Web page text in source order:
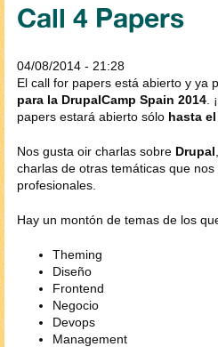
Call 4 Papers
04/08/2014 - 21:28
El call for papers está abierto y ya
para la DrupalCamp Spain 2014
papers estará abierto sólo hasta
Nos gusta oir charlas sobre Drupal
charlas de otras temáticas que
profesionales.
Hay un montón de temas de los
Theming
Diseño
Frontend
Negocio
Devops
Management